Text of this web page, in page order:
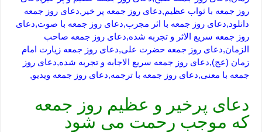
روز جمعه با ثواب عظیم,دعای روز جمعه پر خیر,دعای روز جمعه
دانلود,دعای روز جمعه با اثر مجرب,دعای روز جمعه با صوت,دعای
روز جمعه سریع الاثر و تجربه شده,دعای روز جمعه صاحب
الزمان,دعای روز جمعه حضرت علی,دعای روز جمعه زیارت امام
زمان (عج),دعای روز جمعه سریع الاجابه و تجربه شده,دعای روز
جمعه با معنی,دعای روز جمعه با ترجمه,دعای روز جمعه ویدیو,
دعای پرخیر و عظیم روز جمعه
که موجب رحمت می شود